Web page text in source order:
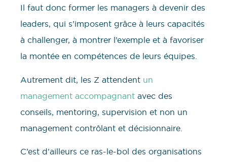
Il faut donc former les managers à devenir des
leaders, qui s’imposent grâce à leurs capacités
à challenger, à montrer l’exemple et à favoriser
la montée en compétences de leurs équipes.
Autrement dit, les Z attendent un
management accompagnant avec des
conseils, mentoring, supervision et non un
management contrôlant et décisionnaire.
C’est d’ailleurs ce ras-le-bol des organisations